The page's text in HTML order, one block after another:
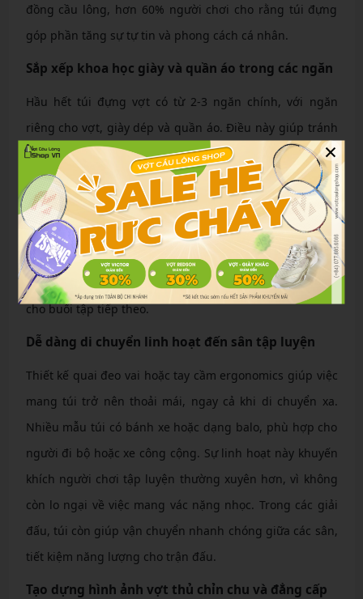
đồng cầu lông, hơn 60% người chơi cho rằng túi đựng
góp phần tăng sự tự tin và phong cách cá nhân.
Sắp xếp khoa học giày và quần áo trong các ngăn
Hầu hết túi đựng vợt có từ 2-3 ngăn chính, với ngăn
riêng cho vợt, giày dép và quần áo. Điều này giúp tránh
mùi hôi từ giày lan sang các vật dụng khác, đồng thời dễ
dàng lấy đồ khi cần. Ví dụ, ngăn giày thường có lỗ thông
hơi để khô ráo nhanh chóng. Người chơi có thể sắp xếp
theo trình tự: vợt ở ngăn chính, quần áo ở ngăn phụ, và
phụ kiện nhỏ ở túi ngoài. Cách tổ chức này không chỉ tiết
kiệm thời gian mà còn giữ cho mọi thứ sạch sẽ, sẵn sàng
cho buổi tập tiếp theo.
Dễ dàng di chuyển linh hoạt đến sân tập luyện
Thiết kế quai đeo vai hoặc tay cầm ergonomics giúp việc
mang túi trở nên thoải mái, ngay cả khi di chuyển xa.
Nhiều mẫu túi có bánh xe hoặc dạng balo, phù hợp cho
người đi bộ hoặc xe công cộng. Sự linh hoạt này khuyến
khích người chơi tập luyện thường xuyên hơn, vì không
còn lo ngại về việc mang vác nặng nhọc. Trong các giải
đấu, túi còn giúp vận chuyển nhanh chóng giữa các sân,
tiết kiệm năng lượng cho trận đấu.
Tạo dựng hình ảnh vợt thủ chỉn chu và đẳng cấp
×